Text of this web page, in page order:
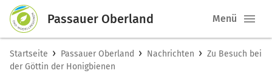
Passauer Oberland Menü
Startseite › Passauer Oberland › Nachrichten › Zu Besuch bei
der Göttin der Honigbienen